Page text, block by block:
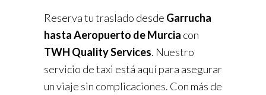
Reserva tu traslado desde Garrucha
hasta Aeropuerto de Murcia con
TWH Quality Services. Nuestro
servicio de taxi está aquí para asegurar
un viaje sin complicaciones. Con más de